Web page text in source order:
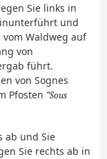
Sie links in
und
Waldweg auf
von
führt.
von Sognes
Pfosten Sous
ab und Sie
Sie rechts ab in